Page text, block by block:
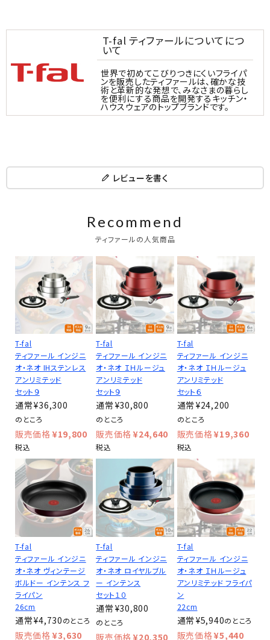
T-fal ティファールについてにつ
いて
世界で初めてこびりつきにくいフライパ
ンを販売したティファールは、確かな技
術と革新的な発想で、みなさまの暮らし
を便利にする商品を開発するキッチン・
ハウスウェアのトップブランドです。
レビューを書く
Recommend
ティファールの人気商品
T-fal
ティファール インジニ
オ・ネオ IHステンレス
アンリミテッド
セット９
¥36,300
のところ
¥19,800
税込
T-fal
ティファール インジニ
オ・ネオ ＩＨルージュ
アンリミテッド
セット９
¥30,800
のところ
¥24,640
税込
T-fal
ティファール インジニ
オ・ネオ ＩＨルージュ
アンリミテッド
セット６
¥24,200
のところ
¥19,360
税込
T-fal
ティファール インジニ
オ・ネオ ヴィンテージ
ボルドー インテンス フ
ライパン
26cm
¥4,730のところ
¥3,630
T-fal
ティファール インジニ
オ・ネオ ロイヤルブル
ー インテンス
セット１０
¥30,800
のところ
¥20,350
T-fal
ティファール インジニ
オ・ネオ ＩＨルージュ
アンリミテッド フライパ
ン
22cm
¥5,940のところ
¥5,440